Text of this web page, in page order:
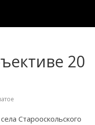
20
Старооскольского